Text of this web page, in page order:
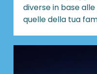
diverse in base
quelle della tua